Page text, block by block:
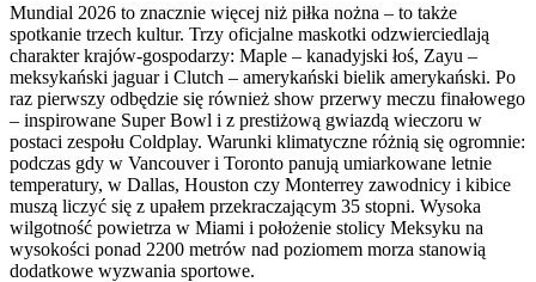
Mundial 2026 to znacznie więcej niż piłka nożna – to także
spotkanie trzech kultur. Trzy oficjalne maskotki odzwierciedlają
charakter krajów-gospodarzy: Maple – kanadyjski łoś, Zayu –
meksykański jaguar i Clutch – amerykański bielik amerykański. Po
raz pierwszy odbędzie się również show przerwy meczu finałowego
– inspirowane Super Bowl i z prestiżową gwiazdą wieczoru w
postaci zespołu Coldplay. Warunki klimatyczne różnią się ogromnie:
podczas gdy w Vancouver i Toronto panują umiarkowane letnie
temperatury, w Dallas, Houston czy Monterrey zawodnicy i kibice
muszą liczyć się z upałem przekraczającym 35 stopni. Wysoka
wilgotność powietrza w Miami i położenie stolicy Meksyku na
wysokości ponad 2200 metrów nad poziomem morza stanowią
dodatkowe wyzwania sportowe.